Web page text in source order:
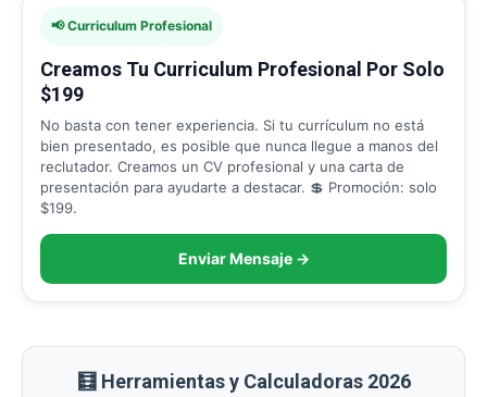
📢 Curriculum Profesional
Creamos Tu Curriculum Profesional Por Solo
$199
No basta con tener experiencia. Si tu currículum no está
bien presentado, es posible que nunca llegue a manos del
reclutador. Creamos un CV profesional y una carta de
presentación para ayudarte a destacar. 💲 Promoción: solo
$199.
Enviar Mensaje →
🧮 Herramientas y Calculadoras 2026